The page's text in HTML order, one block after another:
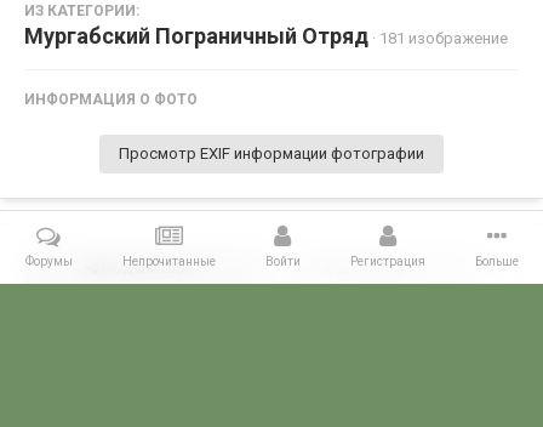
ИЗ КАТЕГОРИИ:
Мургабский Пограничный Отряд · 181 изображение
ИНФОРМАЦИЯ О ФОТО
Просмотр EXIF информации фотографии
Поделиться Подписчики 0
Форумы Непрочитанные Войти Регистрация Больше